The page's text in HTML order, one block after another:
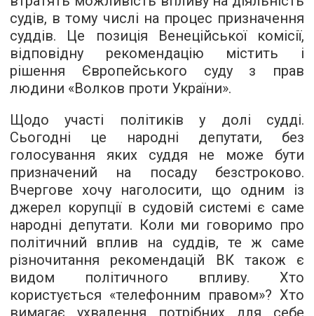
судів, в тому числі на процес призначення
суддів. Це позиція Венеційської комісії,
відповідну рекомендацію містить і
рішення Європейського суду з прав
людини «Волков проти України».
Щодо участі політиків у долі судді.
Сьогодні це народні депутати, без
голосування яких суддя не може бути
призначений на посаду безстроково.
Вчергове хочу наголосити, що одним із
джерел корупції в судовій системі є саме
народні депутати. Коли ми говоримо про
політичний вплив на суддів, те ж саме
різночитання рекомендацій ВК також є
видом політичного впливу. Хто
користується «телефонним правом»? Хто
вимагає ухвалення потрібних для себе